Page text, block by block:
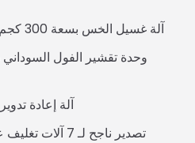
آلة غسيل الخس بسعة 300 كجم/ساعة تم تصديرها إلى كندا
آلة إعادة
تصدير ناجح لـ 7 آلات تغليف علف التبن إلى جنوب أفريقيا